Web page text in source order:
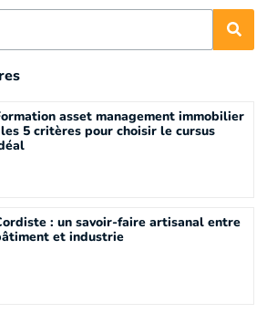
asset management immobilier
5 critères pour choisir le cursus
: un savoir-faire artisanal entre
et industrie